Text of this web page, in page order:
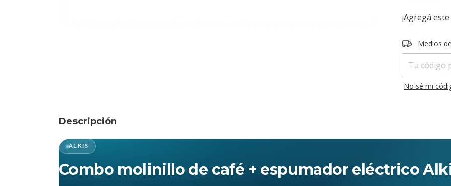
¡Agregá
Entregas para
Medios
No sé mi
Descripción
ALKIS
Combo molinillo de café + espumador eléctrico